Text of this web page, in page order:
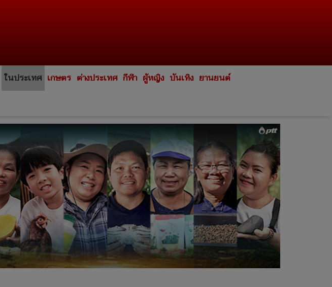
ในประเทศ เกษตร ต่างประเทศ กีฬา ผู้หญิง บันเทิง ยานยนต์